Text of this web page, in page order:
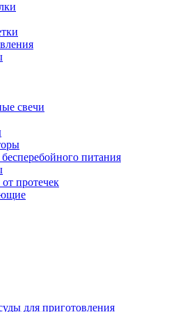
свечи
бесперебойного питания
протечек
для приготовления